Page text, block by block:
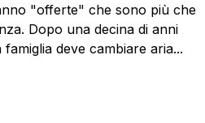
"offerte" che sono più che
Dopo una decina di anni
deve cambiare aria...